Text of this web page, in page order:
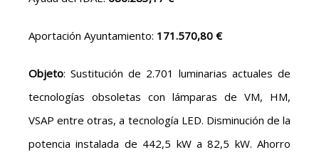
Aportación Ayuntamiento: 171.570,80 €
Objeto: Sustitución de 2.701 luminarias actuales de
tecnologías obsoletas con lámparas de VM, HM,
VSAP entre otras, a tecnología LED. Disminución de la
potencia instalada de 442,5 kW a 82,5 kW. Ahorro